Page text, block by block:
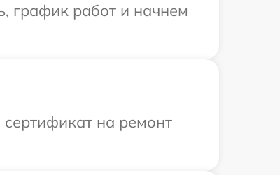
график работ и начнем
на ремонт